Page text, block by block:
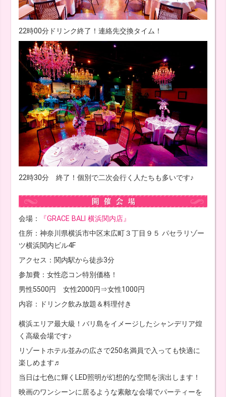
22時00分ドリンク終了！連絡先交換タイム！
22時30分 終了！個別で二次会行く人たちも多いです♪
会場：
『GRACE BALI 横浜関内店』
住所：神奈川県横浜市中区末広町３丁目９５ パセラリゾー
ツ横浜関内ビル4F
アクセス：関内駅から徒歩3分
参加費：女性恋コン特別価格！
男性5500円 女性2000円⇒女性1000円
内容：ドリンク飲み放題＆料理付き
横浜エリア最大級！バリ島をイメージしたシャンデリア煌
く高級会場です♪
リゾートホテル並みの広さで250名満員で入っても快適に
楽しめます♬
当日は七色に輝くLED照明が幻想的な空間を演出します！
映画のワンシーンに居るような素敵な会場でパーティーを